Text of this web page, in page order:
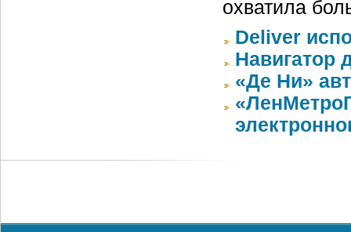
охватила
Deliver
Навигатор
«Де Ни»